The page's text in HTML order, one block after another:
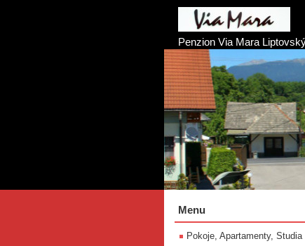
Penzion Via Mara
Menu
Pokoje, Apartamenty, Studia